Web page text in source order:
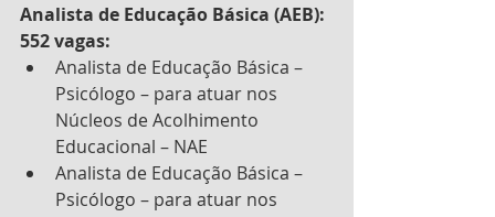
Analista de Educação Básica (AEB):
552 vagas:
Analista de Educação Básica –
Psicólogo – para atuar nos
Núcleos de Acolhimento
Educacional – NAE
Analista de Educação Básica –
Psicólogo – para atuar nos